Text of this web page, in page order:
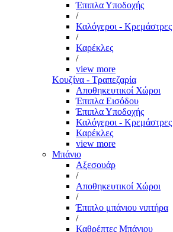
Έπιπλα Υποδοχής
/
Καλόγεροι - Κρεμάστρες
/
Καρέκλες
/
view more
Κουζίνα - Τραπεζαρία
Αποθηκευτικοί Χώροι
Έπιπλα Εισόδου
Έπιπλα Υποδοχής
Καλόγεροι - Κρεμάστρες
Καρέκλες
view more
Μπάνιο
Αξεσουάρ
/
Αποθηκευτικοί Χώροι
/
Έπιπλο μπάνιου νιπτήρα
/
Καθρέπτες Μπάνιου